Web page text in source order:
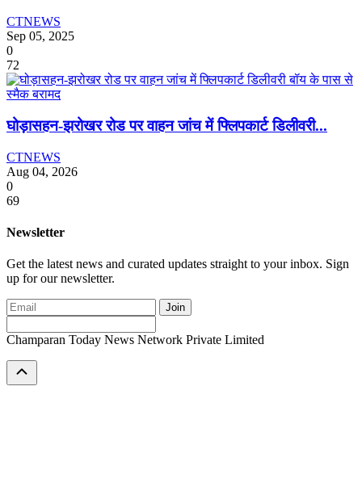
CTNEWS
Sep 05, 2025
0
72
घोड़ासहन-झरोखर रोड पर वाहन जांच में फ्लिपकार्ट डिलीवरी...
CTNEWS
Aug 04, 2026
0
69
Newsletter
Get the latest news and curated updates straight to your inbox. Sign
up for our newsletter.
Join
Champaran Today News Network Private Limited